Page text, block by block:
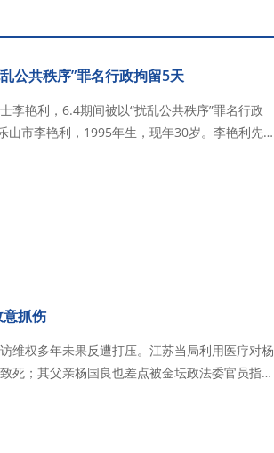
公共秩序”罪名行政拘留5天
李艳利，6.4期间被以“扰乱公共秩序”罪名行政
，本科学历，未婚。因讨薪上访维权，其维权过
抓伤
维权多年未果反遭打压。江苏当局利用医疗对杨
死；其父亲杨国良也差点被金坛政法委官员指定
，透析中心脏不适不给治疗不给转院、没有当局